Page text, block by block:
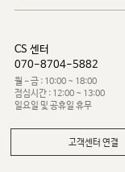
CS 센터
070-8704-5882
월 - 금 : 10:00 ~ 18:00
점심시간 : 12:00 ~ 13:00
일요일 및 공휴일 휴무
고객센터 연결